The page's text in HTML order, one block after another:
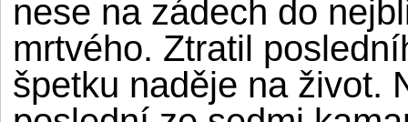
nese na zádech do
mrtvého. Ztratil
špetku naděje na život.